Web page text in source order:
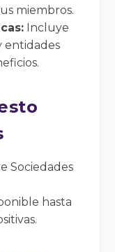
miembros.
Incluye
entidades
Sociedades
hasta